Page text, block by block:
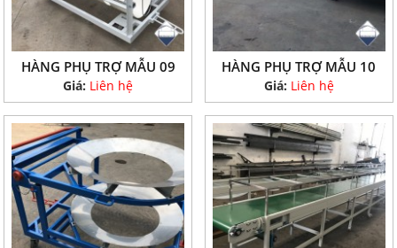
HÀNG PHỤ TRỢ MẪU 09
Giá: Liên hệ
HÀNG PHỤ TRỢ MẪU 10
Giá: Liên hệ